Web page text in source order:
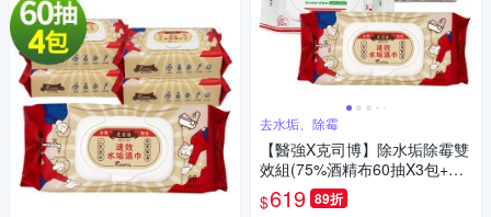
去水垢、除霉
【醫強X克司博】除水垢除霉雙
效組(75%酒精布60抽X3包+速
效水垢濕巾60抽X3包)
$619 89折